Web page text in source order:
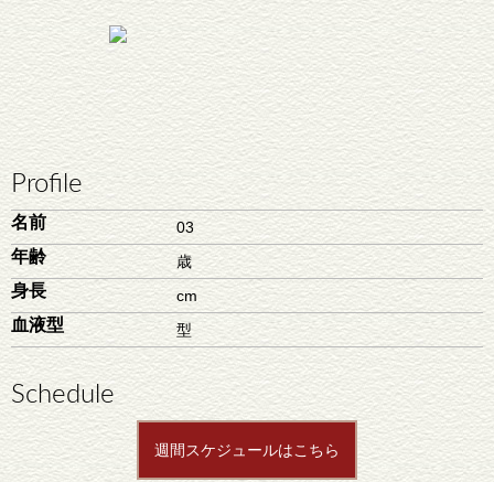
Profile
名前 03
年齢 歳
身長 cm
血液型 型
Schedule
週間スケジュールはこちら